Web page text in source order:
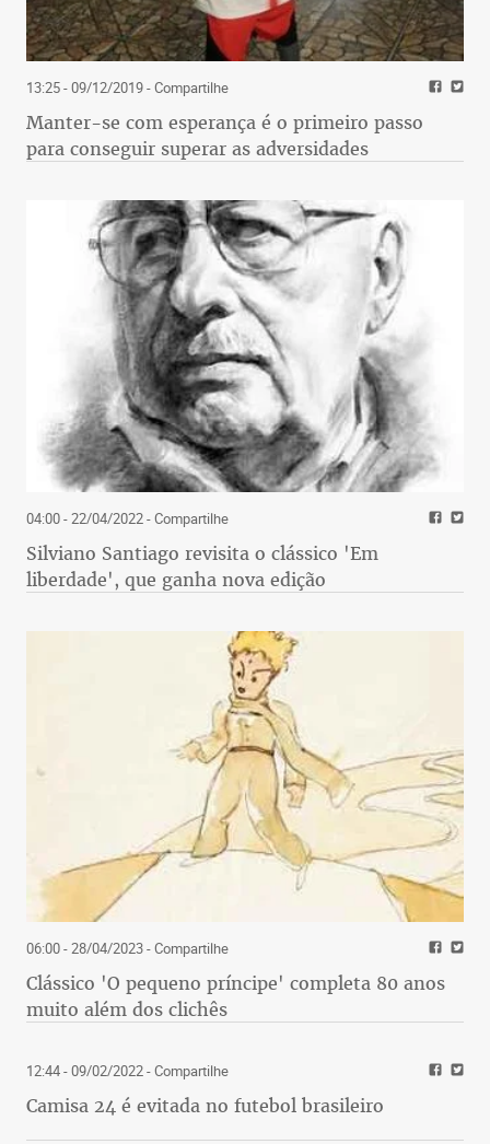
13:25 - 09/12/2019- Compartilhe
Manter-se com esperança é o primeiro passo
para conseguir superar as adversidades
04:00 - 22/04/2022- Compartilhe
Silviano Santiago revisita o clássico 'Em
liberdade', que ganha nova edição
06:00 - 28/04/2023- Compartilhe
Clássico 'O pequeno príncipe' completa 80 anos
muito além dos clichês
12:44 - 09/02/2022- Compartilhe
Camisa 24 é evitada no futebol brasileiro